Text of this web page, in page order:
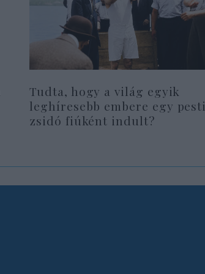
Tudta, hogy a világ egyik
leghíresebb embere egy pesti
zsidó fiúként indult?